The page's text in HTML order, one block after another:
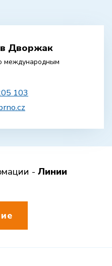
Дворжак
международным
103
- Линии